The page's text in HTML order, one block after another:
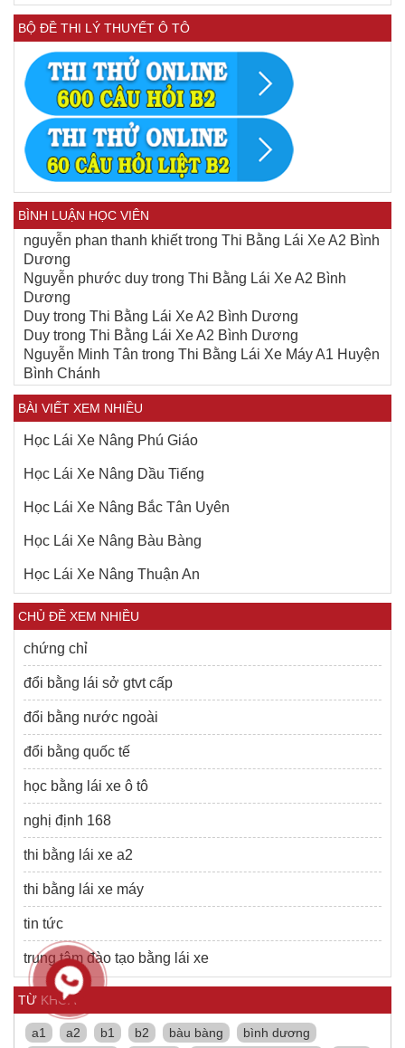
BỘ ĐỀ THI LÝ THUYẾT Ô TÔ
BÌNH LUẬN HỌC VIÊN
nguyễn phan thanh khiếttrong Thi Bằng Lái Xe A2 Bình
Dương
Nguyễn phước duy trong Thi Bằng Lái Xe A2 Bình
Dương
Duy trong Thi Bằng Lái Xe A2 Bình Dương
Duy trong Thi Bằng Lái Xe A2 Bình Dương
Nguyễn Minh Tân trong Thi Bằng Lái Xe Máy A1 Huyện
Bình Chánh
BÀI VIẾT XEM NHIỀU
Học Lái Xe Nâng Phú Giáo
Học Lái Xe Nâng Dầu Tiếng
Học Lái Xe Nâng Bắc Tân Uyên
Học Lái Xe Nâng Bàu Bàng
Học Lái Xe Nâng Thuận An
CHỦ ĐỀ XEM NHIỀU
chứng chỉ
đổi bằng lái sở gtvt cấp
đổi bằng nước ngoài
đổi bằng quốc tế
học bằng lái xe ô tô
nghị định 168
thi bằng lái xe a2
thi bằng lái xe máy
tin tức
trung tâm đào tạo bằng lái xe
TỪ KHÓA
a1 a2 b1 b2 bàu bàng bình dương